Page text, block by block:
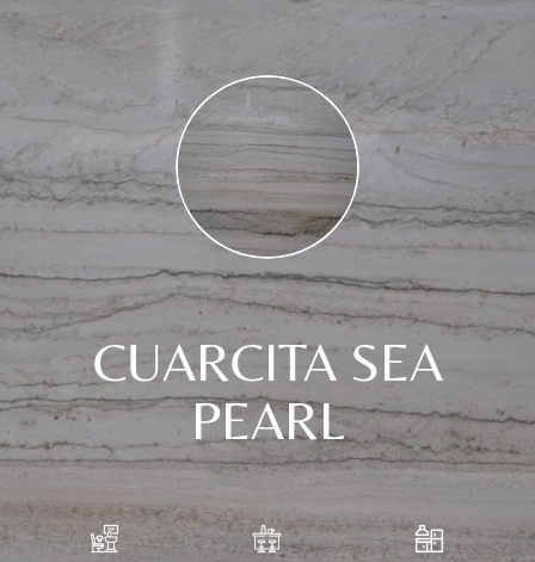
CUARCITA SEA
PEARL